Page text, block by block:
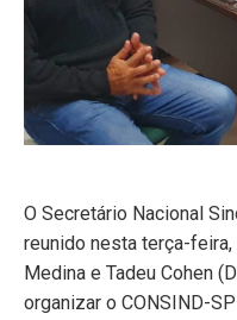
O Secretário Nacional
reunido nesta terça-feira,
Medina e Tadeu Cohen
organizar o CONSIND-